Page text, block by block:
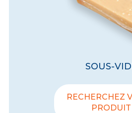
SOUS-
RECHERCHEZ
PRODUIT